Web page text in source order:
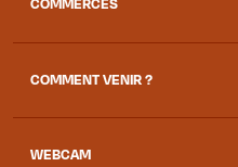
COMMERCES
COMMENT VENIR ?
WEBCAM
des locaux